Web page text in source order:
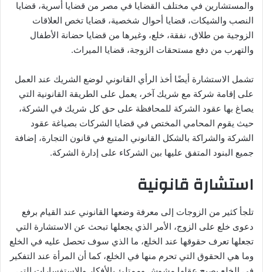
والمستشارين في مختلف القضايا في مصر من قضايا أسرية، قضايا
النصب والشيكات، قضايا أحوال شخصية، قضايا تخص العلاقات
الزوجية من طلاق، نفقة، خلع، وغيرها من قضايا حضانة الأطفال
والتهرب من دفع مستحقات الزوجة، قضايا الميراث.
تشمل الاستشارة أيضًا أخذ الرأي القانوني لوضع الشريك عند العمل
على إقامة شركة مع شريك آخر، يعمل على الطريقة القانونية التي
يصاغ بها عقود الشركة للمحافظة على حق كل شريك في الشركة،
حيث يقوم المحامي المختص في قضايا الشركات بصياغة عقود
الشركة والشراكة بالشكل القانوني المتبع في قانون التجارة، إضافة
جميع البنود المتفق عليها بين الشركاء على إدارة الشركة.
استشارة قانونية
تلجأ كثير من الزوجات إلى معرفة وضعها القانوني عند القيام برفع
دعوى خلع على الزوج، الأمر الذي يجعلها تبحث عن الاستشارة التي
تجعلها تعرف حقوقها عند الخلع، ما الذي سوف تحصل عليه في الخلع
وما هي الحقوق التي تحرم منها في الخلع، كما أن المرأة عند التفكير